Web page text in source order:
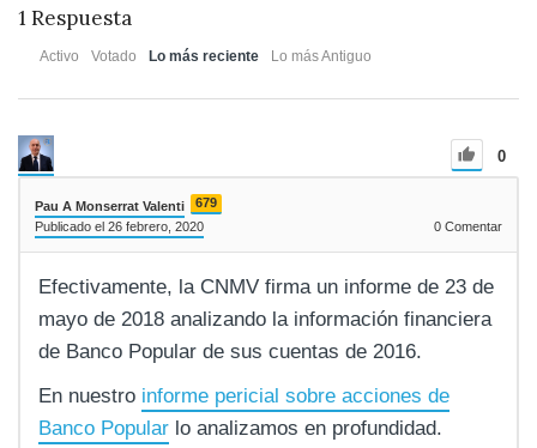
1 Respuesta
Activo Votado Lo más reciente Lo más Antiguo
0
Pau A Monserrat Valenti
679
Publicado el 26 febrero, 2020
0 Comentar
Efectivamente, la CNMV firma un informe de 23 de
mayo de 2018 analizando la información financiera
de Banco Popular de sus cuentas de 2016.
En nuestro informe pericial sobre acciones de
Banco Popular lo analizamos en profundidad.